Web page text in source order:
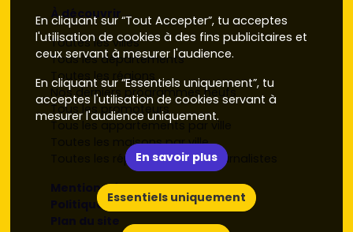
À découvrir
Toutes les villes
Tous les départements
Toutes les régions
Nos derniers programmes neufs
Tous les promoteurs
Tous les appartements par ville
Toutes les maisons par ville
Toutes les réponses de nos journalistes
Mentions légales
Politique de confidentialité RCS
En cliquant sur “Tout Accepter”, tu acceptes
l'utilisation de cookies à des fins publicitaires et
ceux servant à mesurer l'audience.
En cliquant sur “Essentiels uniquement”, tu
acceptes l'utilisation de cookies servant à
mesurer l'audience uniquement.
En savoir plus
Essentiels uniquement